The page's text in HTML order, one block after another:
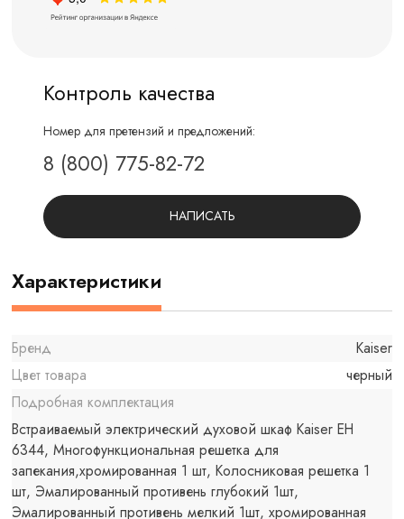
Контроль качества
Номер для претензий и предложений:
8 (800) 775-82-72
НАПИСАТЬ
Характеристики
Бренд
Kaiser
Цвет товара
черный
Подробная комплектация
Встраиваемый электрический духовой шкаф Kaiser EH
6344, Многофункциональная решетка для
запекания,хромированная 1 шт, Колосниковая решетка 1
шт, Эмалированный противень глубокий 1шт,
Эмалированный противень мелкий 1шт, хромированная